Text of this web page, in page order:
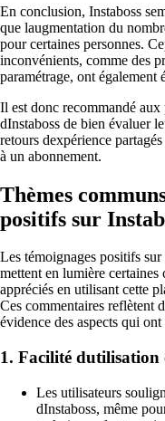
En conclusion, Instaboss
que laugmentation du
pour certaines personnes.
inconvénients, comme des
paramétrage, ont également
Il est donc recommandé aux
dInstaboss de bien évaluer
retours dexpérience
à un abonnement.
Thèmes
positifs sur
Les témoignages positifs
mettent en lumière certaines
appréciés en utilisant cette
Ces commentaires reflètent
évidence des aspects qui
1. Facilité dutilisation
Les utilisateurs
dInstaboss, même